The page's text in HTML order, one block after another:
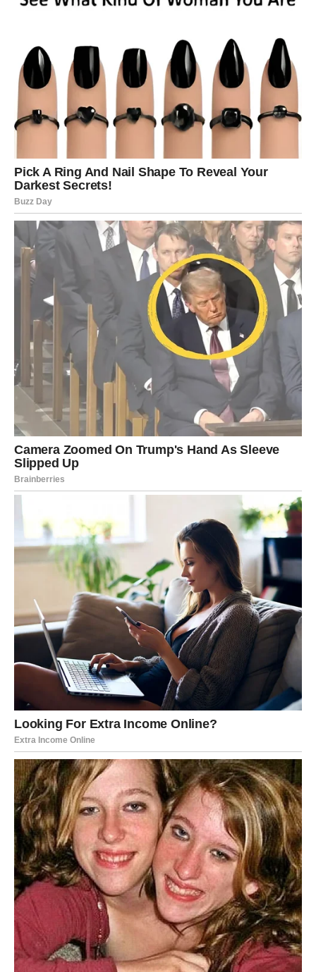
Ogroman šok menja tok celog
vikenda
Kada budete pomislili da ste videli sve što je moglo da se
dogodi, uslediće događaj koji će vas potpuno iznenaditi.
Neočekivana vest ostavlja vas bez reči
Moguće je da ćete dobiti poziv, poruku ili informaciju koju
niste očekivali ni u najluđim snovima.
Neko će priznati emocije koje je dugo skrivao.
Za pojedine Bikove ovo može biti vest o selidbi,
putovanju ili velikoj promeni koja će uticati na naredne
mesece.
Prva reakcija biće neverica, ali vrlo brzo ćete shvatiti da
je upravo ovo početak nečega što ste dugo priželjkivali.
Sudbina vam šalje znak koji ne smete
ignorisati
Obratite pažnju na slučajne susrete, ponovljene brojeve,
poruke ili osobe koje će se iznenada pojaviti u vašem
Ništa neće biti slučajno.
Ovaj vikend nosi veoma jaku simboliku i mnogi Bikovi će
imati osećaj da ih nešto vodi u potpuno novom pravcu.
Ljubavni život donosi velike
preokrete
Na ljubavnom planu emocije će biti veoma intenzivne.
Ako ste zauzeti, partner će konačno pokazati ono što
dugo nije umeo da izgovori. Iskren razgovor može rešiti
problem koji vas prati već duže vreme.
Ako ste slobodni, osoba iz prošlosti mogla bi ponovo da
se pojavi sa željom da ispravi stare greške.
Ipak, ovog puta nećete donositi odluke srcem kao
nekada. Mnogo pažljivije ćete proceniti da li neko zaista
zaslužuje novu priliku.
To će biti znak vašeg emotivnog sazrevanja.